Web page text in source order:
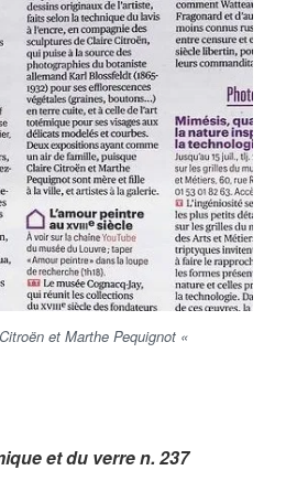
et Marthe Pequignot «
et du verre n. 237